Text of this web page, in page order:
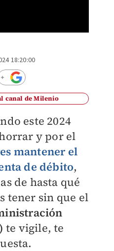
18:20:00
canal de Milenio
este 2024
y por el
mantener el
de débito,
de hasta qué
tener sin que el
te vigile, te